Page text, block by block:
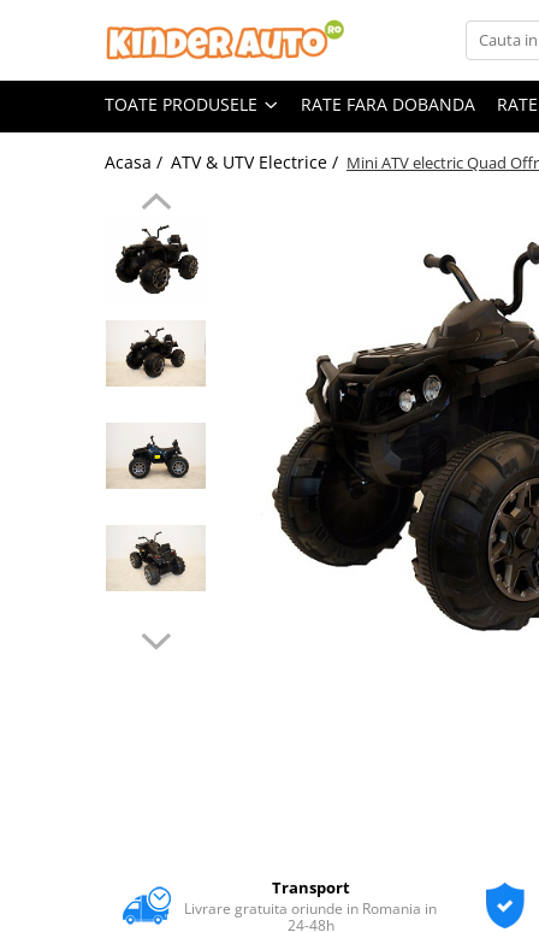
Toate Produsele
Produse in stoc
Masinute electrice
Motociclete electrice
ATV & UTV Electrice
Vehicule electrice adulti
Vehicule speciale copii
Motociclete Drift-Trike
Masinute electrice Mercedes
Masinute electrice tip SUV
Jucarii RC cu telecomanda
TOATE PRODUSELE RATE FARA DOBANDA
Acasa / ATV & UTV Electrice / Mini ATV electric Quad
Transport
Livrare gratuita oriunde in Romania in
24-48h